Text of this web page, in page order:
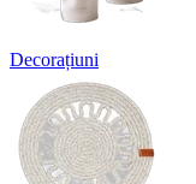
Decorațiuni